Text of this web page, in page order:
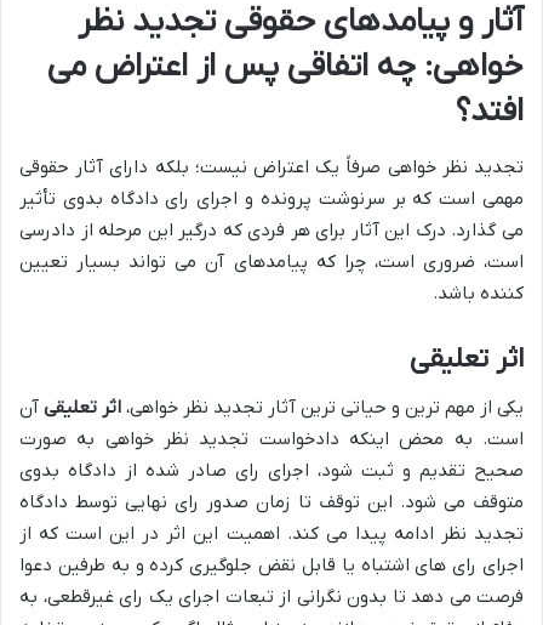
آثار و پیامدهای حقوقی تجدید نظر
خواهی: چه اتفاقی پس از اعتراض می
افتد؟
تجدید نظر خواهی صرفاً یک اعتراض نیست؛ بلکه دارای آثار حقوقی
مهمی است که بر سرنوشت پرونده و اجرای رای دادگاه بدوی تأثیر
می گذارد. درک این آثار برای هر فردی که درگیر این مرحله از دادرسی
است، ضروری است، چرا که پیامدهای آن می تواند بسیار تعیین
کننده باشد.
اثر تعلیقی
یکی از مهم ترین و حیاتی ترین آثار تجدید نظر خواهی، اثر تعلیقی آن
است. به محض اینکه دادخواست تجدید نظر خواهی به صورت
صحیح تقدیم و ثبت شود، اجرای رای صادر شده از دادگاه بدوی
متوقف می شود. این توقف تا زمان صدور رای نهایی توسط دادگاه
تجدید نظر ادامه پیدا می کند. اهمیت این اثر در این است که از
اجرای رای های اشتباه یا قابل نقض جلوگیری کرده و به طرفین دعوا
فرصت می دهد تا بدون نگرانی از تبعات اجرای یک رای غیرقطعی، به